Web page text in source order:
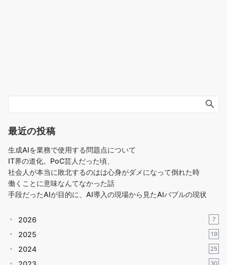
最近の投稿
生成AIを業務で使用する問題点について
IT界の道化。PoC芸人だった頃、
社会人が本当に敗北するのはは心身がダメになって倒れた時
働くことに意味なんてなかった話
手段だったAIが目的に、AI導入の現場から見たAIバブルの現状
2026 7
2025 19
2024 25